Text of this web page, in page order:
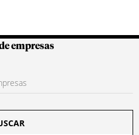
Colombianas
empresas